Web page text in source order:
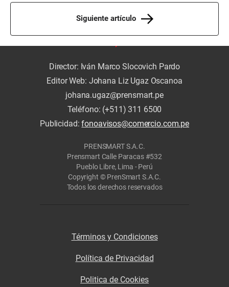
Siguiente artículo
Director: Iván Marco Slocovich Pardo
Editor Web: Johana Liz Ugaz Oscanoa
johana.ugaz@prensmart.pe
Teléfono: (+511) 311 6500
Publicidad:fonoavisos@comercio.com.pe
PRENSMART S.A.C.
Prensmart Calle Paracas #532
Pueblo Libre, Lima - Perú
Copyright © PrenSmart S.A.C.
Todos los derechos reservados
Términos y Condiciones
Política de Privacidad
Politica de Cookies